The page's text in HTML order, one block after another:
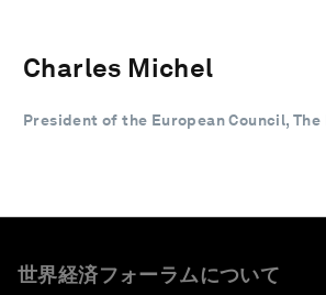
Charles Michel
President of the European Council, The
世界経済フォーラムについて